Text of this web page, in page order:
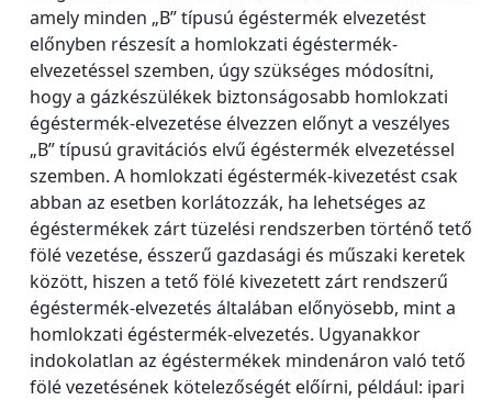
amely minden „B” típusú égéstermék elvezetést
előnyben részesít a homlokzati égéstermék-
elvezetéssel szemben, úgy szükséges módosítni,
hogy a gázkészülékek biztonságosabb homlokzati
égéstermék-elvezetése élvezzen előnyt a veszélyes
„B” típusú gravitációs elvű égéstermék elvezetéssel
szemben. A homlokzati égéstermék-kivezetést csak
abban az esetben korlátozzák, ha lehetséges az
égéstermékek zárt tüzelési rendszerben történő tető
fölé vezetése, ésszerű gazdasági és műszaki keretek
között, hiszen a tető fölé kivezetett zárt rendszerű
égéstermék-elvezetés általában előnyösebb, mint a
homlokzati égéstermék-elvezetés. Ugyanakkor
indokolatlan az égéstermékek mindenáron való tető
fölé vezetésének kötelezőségét előírni, például: ipari